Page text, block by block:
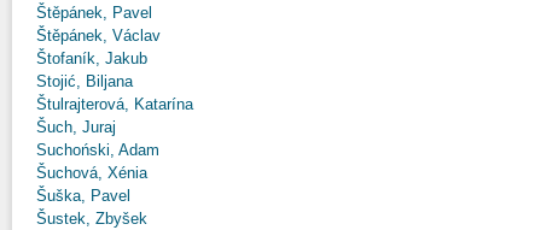
Štěpánek, Pavel
Štěpánek, Václav
Štofaník, Jakub
Stojić, Biljana
Štulrajterová, Katarína
Šuch, Juraj
Suchoński, Adam
Šuchová, Xénia
Šuška, Pavel
Šustek, Zbyšek